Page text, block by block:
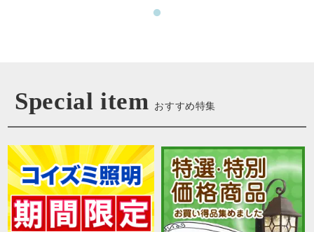
Special item おすすめ特集